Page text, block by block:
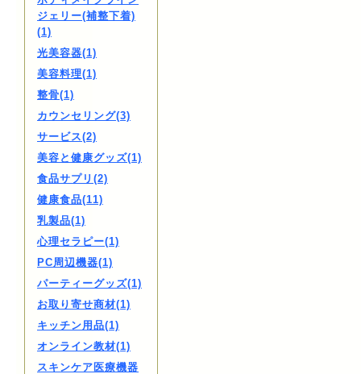
ジェリー(補整下着)
(1)
光美容器(1)
美容料理(1)
整骨(1)
カウンセリング(3)
サービス(2)
美容と健康グッズ(1)
食品サプリ(2)
健康食品(11)
乳製品(1)
心理セラピー(1)
PC周辺機器(1)
パーティーグッズ(1)
お取り寄せ商材(1)
キッチン用品(1)
オンライン教材(1)
スキンケア医療機器